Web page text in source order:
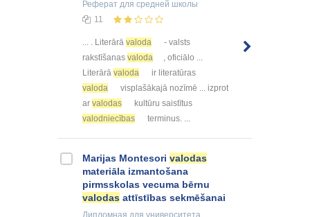
Реферат для средней школы
11
... . Literārā valoda
- valsts
rakstīšanas valoda
, oficiālo ...
Literārā valoda
ir literatūras
valoda
visplašākajā nozīmē ... izprot
ar valodas
kultūru saistītus
valodniecības
terminus. ...
Marijas Montesori valodas
materiāla izmantošana
pirmsskolas vecuma bērnu
valodas attīstības sekmēšanai